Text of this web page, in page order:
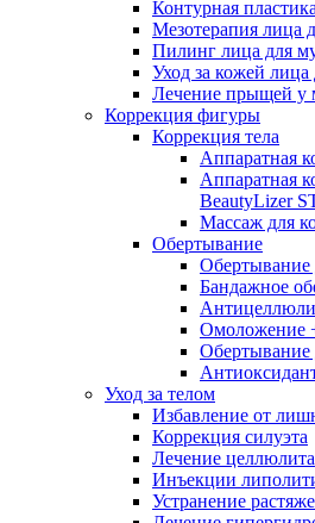
Контурная
Мезотерапия лица
Пилинг лица для
Уход за кожей
Лечение прыщей у
Коррекция фигуры
Коррекция тела
Аппаратная
Аппаратная
BeautyLizer
Массаж для
Обертывание
Обертывание
Бандажное
Омоложение
Обертывание
Уход за телом
Избавление от
Коррекция силуэта
Лечение целлюлита
Инъекции
Устранение